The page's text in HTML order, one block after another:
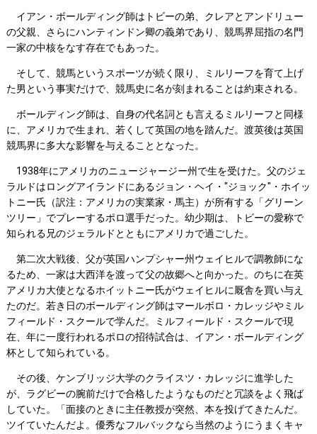
イアン・ボールディング師はトビーの弟、クレアとアンドリュー
の父親、さらにハンティンドン卿の義弟であり、競馬界屈指の名門
一家の中核をなす存在でもあった。
そして、競馬というスポーツが続く限り、ミルリーフを育て上げ
た男という事実だけで、競馬史に名が刻まれることは約束される。
ボールディング師は、自身の代名詞とも言えるミルリーフと同様
に、アメリカで生まれ、若くして英国の地を踏んだ。渡英後は英国
競馬界に多大な影響を与えることとなった。
1938年にアメリカのニュージャージー州で生を受けた。父のジェ
ラルドはロングアイランドにあるジョン・ヘイ・"ジョック"・ホイッ
トニー氏（訳注：アメリカの実業家・馬主）が所有する「グリーン
ツリー」でプレーするポロ選手だった。幼少期は、トビーの愛称で
知られる兄のジェラルドとともにアメリカで過ごした。
第二次大戦後、父が英国ハンプシャー州ウェイヒルで調教師にな
るため、一家は大西洋を渡って父の故郷へと向かった。のちに在英
アメリカ大使となるホイットニー氏がウェイヒルに厩舎を買い与え
たのだ。若き日のボールディング師はマールボロ・カレッジやミル
フィールド・スクールで学んだ。ミルフィールド・スクールで現
在、年に一度行われるポロの招待試合は、イアン・ボールディング
杯として知られている。
その後、ケンブリッジ大学のクライスツ・カレッジに進学した
が、ラグビーの腕前だけで合格したようなものだと冗談をよく飛ば
していた。「面接のときに主任教授が突然、本を投げてきたんだ。
ツイていたんだよ。優秀なフルバックなら当然のようにうまくキャ